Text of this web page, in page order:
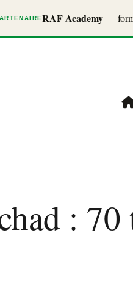
RAF Academy—
: